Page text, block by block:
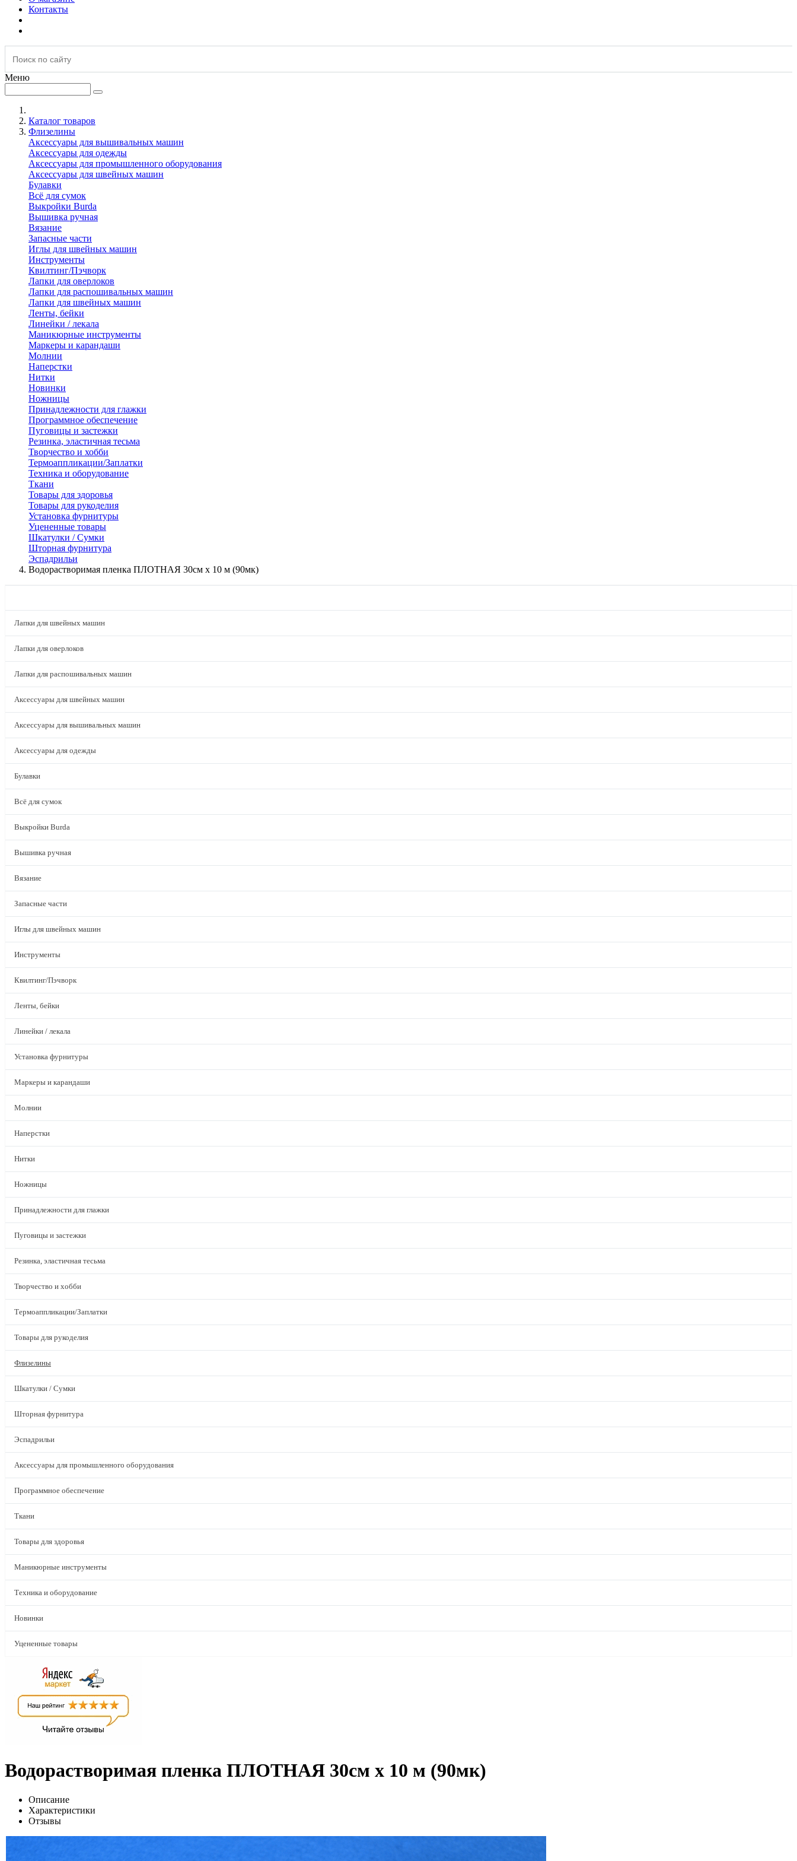
Контакты
Меню
Каталог товаров
Флизелины
Аксессуары для вышивальных машин
Аксессуары для одежды
Аксессуары для промышленного оборудования
Аксессуары для швейных машин
Булавки
Всё для сумок
Выкройки Burda
Вышивка ручная
Вязание
Запасные части
Иглы для швейных машин
Инструменты
Квилтинг/Пэчворк
Лапки для оверлоков
Лапки для распошивальных машин
Лапки для швейных машин
Ленты, бейки
Линейки / лекала
Маникюрные инструменты
Маркеры и карандаши
Молнии
Наперстки
Нитки
Новинки
Ножницы
Принадлежности для глажки
Программное обеспечение
Пуговицы и застежки
Резинка, эластичная тесьма
Творчество и хобби
Термоаппликации/Заплатки
Техника и оборудование
Ткани
Товары для здоровья
Товары для рукоделия
Установка фурнитуры
Уцененные товары
Шкатулки / Сумки
Шторная фурнитура
Эспадрильи
Водорастворимая пленка ПЛОТНАЯ 30см х 10 м (90мк)
Лапки для швейных машин
Лапки для оверлоков
Лапки для распошивальных машин
Аксессуары для швейных машин
Аксессуары для вышивальных машин
Аксессуары для одежды
Булавки
Всё для сумок
Выкройки Burda
Вышивка ручная
Вязание
Запасные части
Иглы для швейных машин
Инструменты
Квилтинг/Пэчворк
Ленты, бейки
Линейки / лекала
Установка фурнитуры
Маркеры и карандаши
Молнии
Наперстки
Нитки
Ножницы
Принадлежности для глажки
Пуговицы и застежки
Резинка, эластичная тесьма
Творчество и хобби
Термоаппликации/Заплатки
Товары для рукоделия
Флизелины
Шкатулки / Сумки
Шторная фурнитура
Эспадрильи
Аксессуары для промышленного оборудования
Программное обеспечение
Ткани
Товары для здоровья
Маникюрные инструменты
Техника и оборудование
Новинки
Уцененные товары
Водорастворимая пленка ПЛОТНАЯ 30см х 10 м (90мк)
Описание
Характеристики
Отзывы